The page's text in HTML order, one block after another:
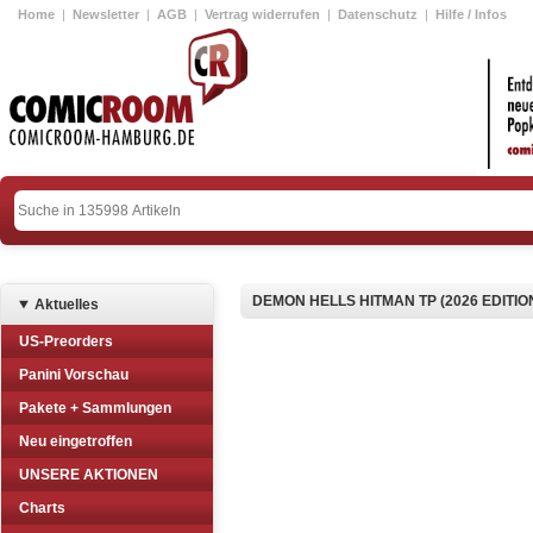
Home | Newsletter | AGB | Vertrag widerrufen | Datenschutz | Hilfe / Infos
Aktuelles
US-Preorders
Panini Vorschau
Pakete + Sammlungen
Neu eingetroffen
UNSERE AKTIONEN
Charts
DEMON HELLS HITMAN TP (2026